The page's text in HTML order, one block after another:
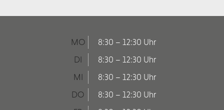
MO
8:30 – 12:30 Uhr
DI
8:30 – 12:30 Uhr
MI
8:30 – 12:30 Uhr
DO
8:30 – 12:30 Uhr